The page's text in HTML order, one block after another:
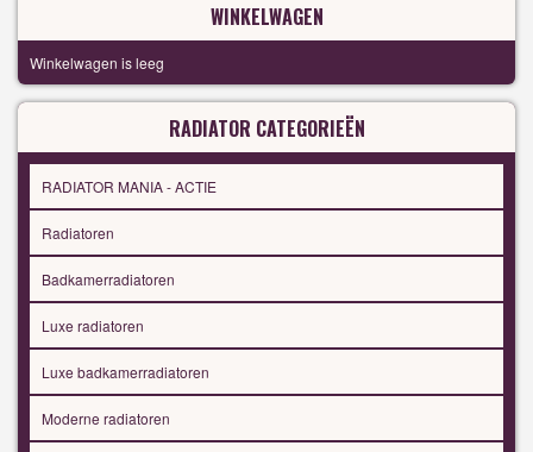
WINKELWAGEN
Winkelwagen is leeg
RADIATOR CATEGORIEËN
RADIATOR MANIA - ACTIE
Radiatoren
Badkamerradiatoren
Luxe radiatoren
Luxe badkamerradiatoren
Moderne radiatoren